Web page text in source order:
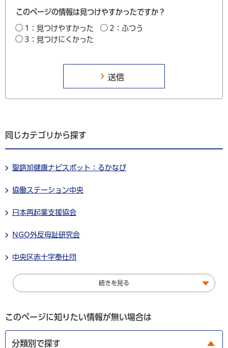
このページの情報は見つけやすかったですか？
1：見つけやすかった
2：ふつう
3：見つけにくかった
同じカテゴリから探す
聖路加健康ナビスポット：るかなび
協働ステーション中央
日本再起業支援協会
NGO外反母趾研究会
中央区赤十字奉仕団
続きを見る
このページに知りたい情報が無い場合は
分類別で探す